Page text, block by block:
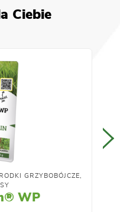
Ciebie
GRZYBOBÓJCZE,
WP